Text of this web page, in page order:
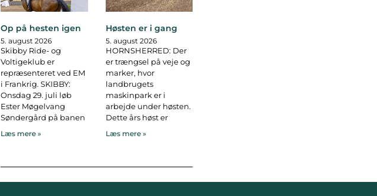
Op på hesten igen
5. august 2026
Skibby Ride- og
Voltigeklub er
repræsenteret ved EM
i Frankrig. SKIBBY:
Onsdag 29. juli løb
Ester Møgelvang
Søndergård på banen
Læs mere »
Høsten er i gang
5. august 2026
HORNSHERRED: Der
er trængsel på veje og
marker, hvor
landbrugets
maskinpark er i
arbejde under høsten.
Dette års høst er
Læs mere »